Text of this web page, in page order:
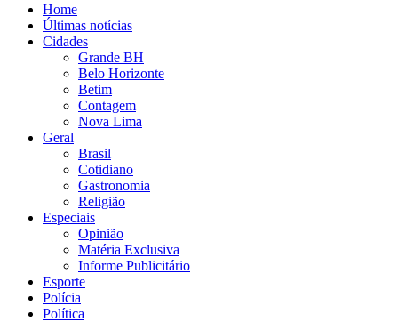
Home
Últimas notícias
Cidades
Grande BH
Belo Horizonte
Betim
Contagem
Nova Lima
Geral
Brasil
Cotidiano
Gastronomia
Religião
Especiais
Opinião
Matéria Exclusiva
Informe Publicitário
Esporte
Polícia
Política